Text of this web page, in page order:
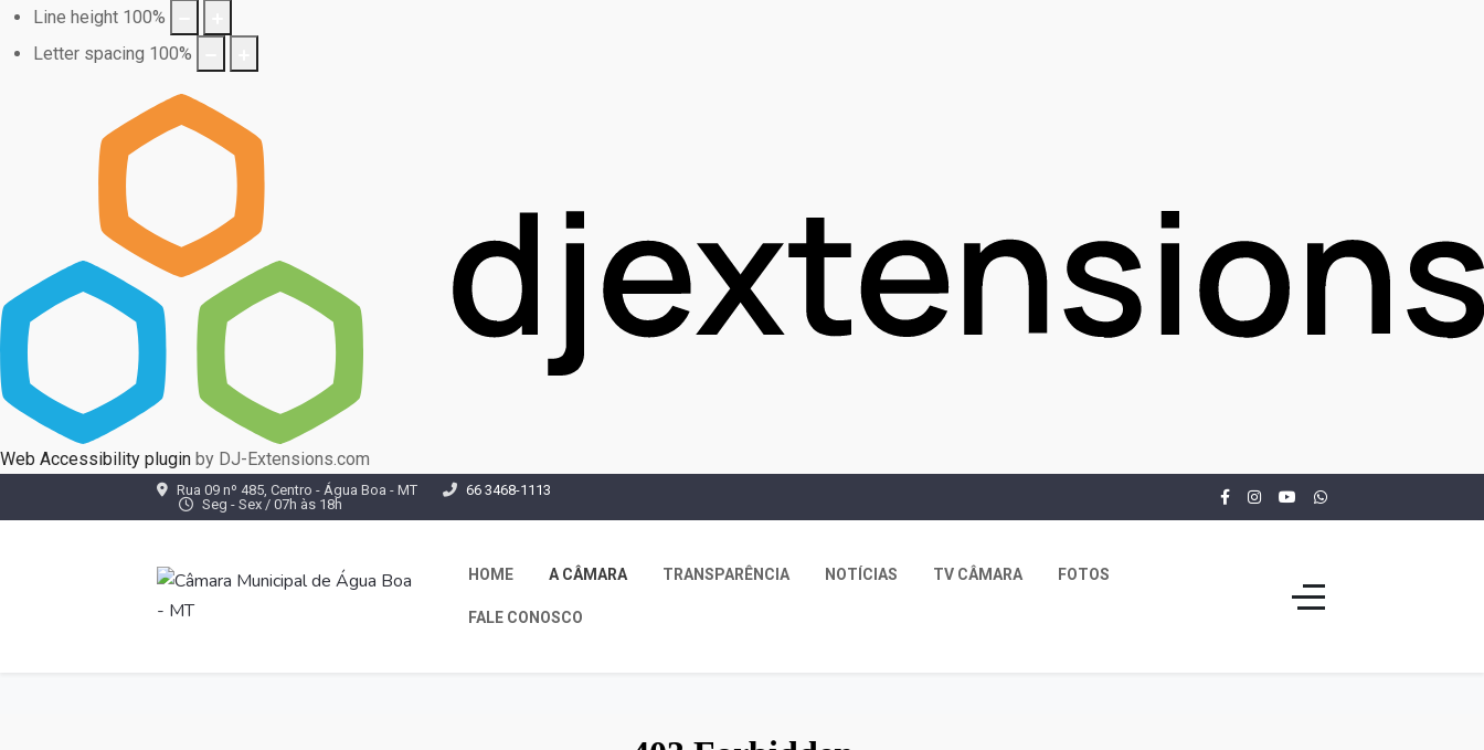
Line height 100%
Letter spacing 100%
Web Accessibility plugin by DJ-Extensions.com
Rua 09 nº 485, Centro - Água Boa - MT
66 3468-1113
Seg - Sex / 07h às 18h
HOME A CÂMARA TRANSPARÊNCIA NOTÍCIAS TV CÂMARA FOTOS
FALE CONOSCO